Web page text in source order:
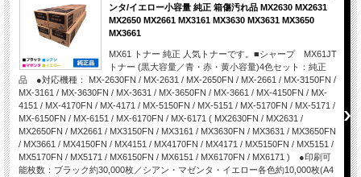
ンタ/イエロー小容量 純正 箱傷汚れ品 MX2630 MX2631
MX2650 MX2661 MX3161 MX3630 MX3631 MX3650
MX3661
MX61 トナー 純正 人気トナーです。■シャープ MX61JT
トナー (黒大容量／青・赤・黄小容量)4色セット：純正
品 ●対応機種： MX-2630FN / MX-2631 / MX-2650FN / MX-2661 / MX-3150FN /
MX-3161 / MX-3630FN / MX-3631 / MX-3650FN / MX-3661 / MX-4150FN / MX-
4151 / MX-4170FN / MX-4171 / MX-5150FN / MX-5151 / MX-5170FN / MX-5171 /
MX-6150FN / MX-6151 / MX-6170FN / MX-6171 ( MX2630FN / MX2631 /
MX2650FN / MX2661 / MX3150FN / MX3161 / MX3630FN / MX3631 / MX3650FN
/ MX3661 / MX4150FN / MX4151 / MX4170FN / MX4171 / MX5150FN / MX5151 /
MX5170FN / MX5171 / MX6150FN / MX6151 / MX6170FN / MX6171 ) ●印刷可
能枚数：ブラック約30,000枚／シアン・マゼンタ・イエロー各色約10,000枚(A4